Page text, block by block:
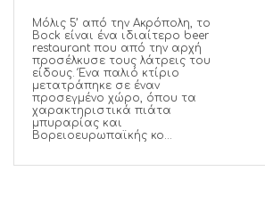
Μόλις 5’ από την Ακρόπολη, το
Bock είναι ένα ιδιαίτερο beer
restaurant που από την αρχή
προσέλκυσε τους λάτρεις του
είδους. Ένα παλιό κτίριο
μετατράπηκε σε έναν
προσεγμένο χώρο, όπου τα
χαρακτηριστικά πιάτα
μπυραρίας και
Βορειοευρωπαϊκής κο...